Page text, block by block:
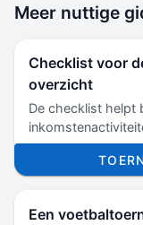
Meer nuttige
Checklist voor
overzicht
De checklist helpt
Een